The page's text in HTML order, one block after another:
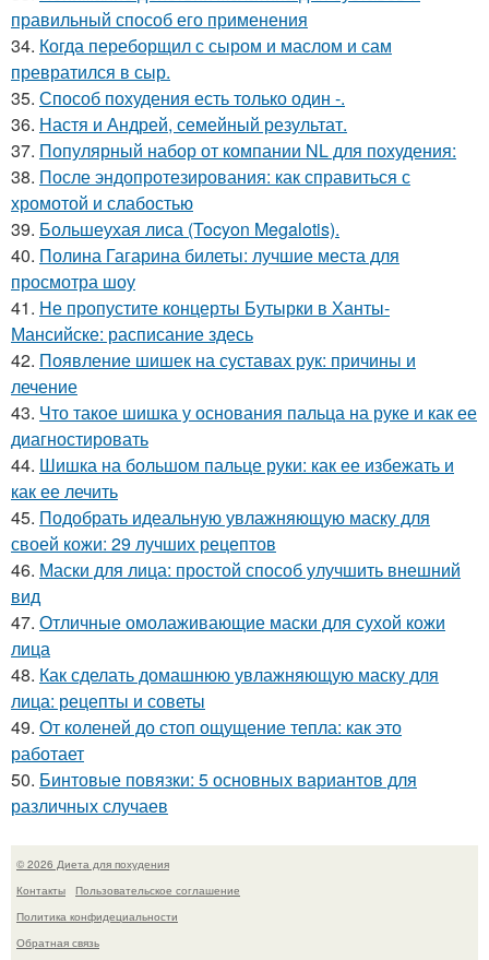
правильный способ его применения
34. Когда переборщил с сыром и маслом и сам
превратился в сыр.
35. Способ похудения есть только один -.
36. Настя и Андрей, семейный результат.
37. Популярный набор от компании NL для похудения:
38. После эндопротезирования: как справиться с
хромотой и слабостью
39. Большеухая лиса (Tocyon Megalotis).
40. Полина Гагарина билеты: лучшие места для
просмотра шоу
41. Не пропустите концерты Бутырки в Ханты-
Мансийске: расписание здесь
42. Появление шишек на суставах рук: причины и
лечение
43. Что такое шишка у основания пальца на руке и как ее
диагностировать
44. Шишка на большом пальце руки: как ее избежать и
как ее лечить
45. Подобрать идеальную увлажняющую маску для
своей кожи: 29 лучших рецептов
46. Маски для лица: простой способ улучшить внешний
вид
47. Отличные омолаживающие маски для сухой кожи
лица
48. Как сделать домашнюю увлажняющую маску для
лица: рецепты и советы
49. От коленей до стоп ощущение тепла: как это
работает
50. Бинтовые повязки: 5 основных вариантов для
различных случаев
© 2026 Диета для похудения
Контакты
Пользовательское соглашение
Политика конфидециальности
Обратная связь